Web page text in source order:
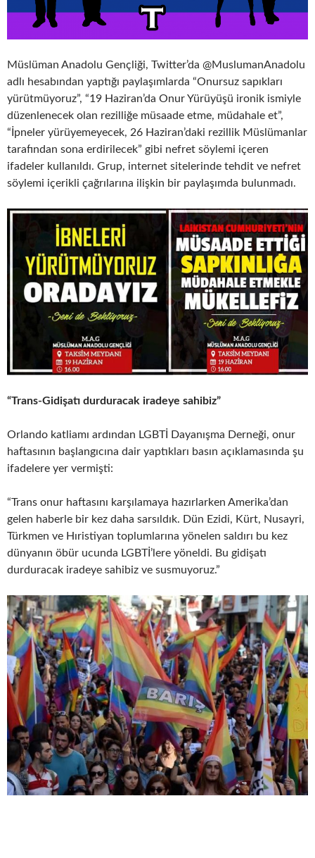
Müslüman Anadolu Gençliği, Twitter’da @MuslumanAnadolu
adlı hesabından yaptığı paylaşımlarda “Onursuz sapıkları
yürütmüyoruz”, “19 Haziran’da Onur Yürüyüşü ironik ismiyle
düzenlenecek olan rezilliğe müsaade etme, müdahale et”,
“İpneler yürüyemeyecek, 26 Haziran’daki rezillik Müslümanlar
tarafından sona erdirilecek” gibi nefret söylemi içeren
ifadeler kullanıldı. Grup, internet sitelerinde tehdit ve nefret
söylemi içerikli çağrılarına ilişkin bir paylaşımda bulunmadı.
“Trans-Gidişatı durduracak iradeye sahibiz”
Orlando katliamı ardından LGBTİ Dayanışma Derneği, onur
haftasının başlangıcına dair yaptıkları basın açıklamasında şu
ifadelere yer vermişti:
“Trans onur haftasını karşılamaya hazırlarken Amerika’dan
gelen haberle bir kez daha sarsıldık. Dün Ezidi, Kürt, Nusayri,
Türkmen ve Hıristiyan toplumlarına yönelen saldırı bu kez
dünyanın öbür ucunda LGBTİ’lere yöneldi. Bu gidişatı
durduracak iradeye sahibiz ve susmuyoruz.”